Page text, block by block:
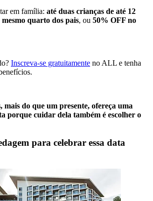
em família: até duas crianças de até 12
quarto dos pais, ou 50% OFF no
Inscreva-se gratuitamente no ALL e tenha
mais do que um presente, ofereça uma
porque cuidar dela também é escolher o
para celebrar essa data